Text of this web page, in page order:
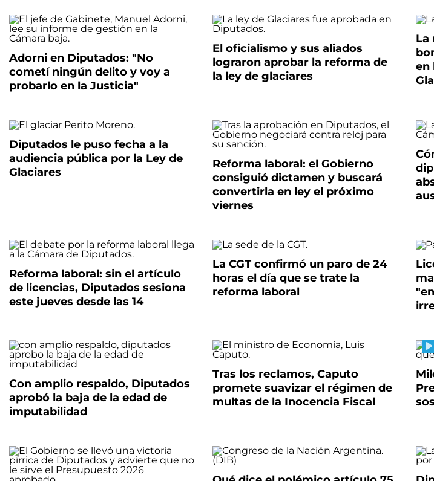
Adorni en Diputados: "No
cometí ningún delito y voy a
probarlo en la Justicia"
El oficialismo y sus aliados
lograron aprobar la reforma de
la ley de glaciares
La
en
Diputados le puso fecha a la
audiencia pública por la Ley de
Glaciares
Reforma laboral: el Gobierno
consiguió dictamen y buscará
convertirla en ley el próximo
viernes
Reforma laboral: sin el artículo
de licencias, Diputados sesiona
este jueves desde las 14
La CGT confirmó un paro de 24
horas el día que se trate la
reforma laboral
Con amplio respaldo, Diputados
aprobó la baja de la edad de
imputabilidad
Tras los reclamos, Caputo
promete suavizar el régimen de
multas de la Inocencia Fiscal